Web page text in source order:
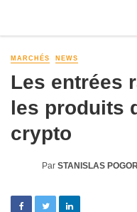
MARCHÉS NEWS
Les entrées
les produits
crypto
Par STANISLAS